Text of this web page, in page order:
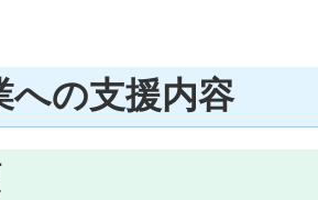
への支援内容